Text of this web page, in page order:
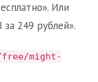
Или
249 рублей».
might-